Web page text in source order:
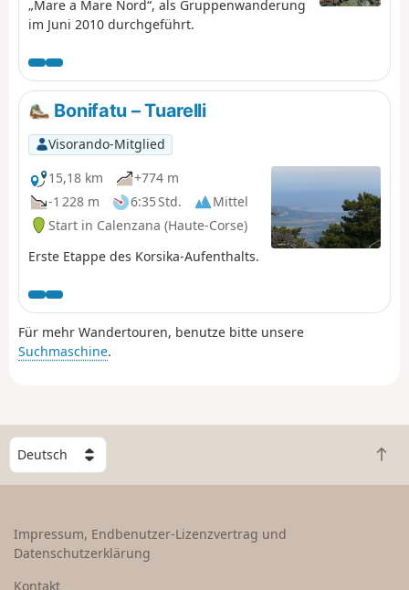
„Mare a Mare Nord“, als Gruppenwanderung
im Juni 2010 durchgeführt.
Bonifatu – Tuarelli
Visorando-Mitglied
15,18 km
+774 m
-1 228 m
6:35 Std.
Mittel
Start in Calenzana (Haute-Corse)
Erste Etappe des Korsika-Aufenthalts.
Für mehr Wandertouren, benutze bitte unsere
Suchmaschine.
W
ä
h
e
n
Z
u
Impressum, Endbenutzer-Lizenzvertrag und
Datenschutzerklärung
Kontakt